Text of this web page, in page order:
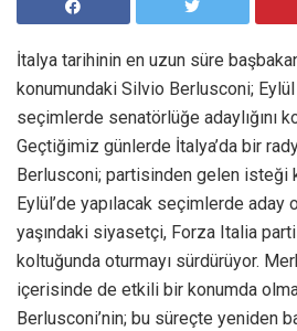
İtalya tarihinin en uzun süre
konumundaki Silvio Berlusconi; Eylül
seçimlerde senatörlüğe adaylığını
Geçtiğimiz günlerde İtalya’da bir
Berlusconi; partisinden gelen isteği
Eylül’de yapılacak seçimlerde aday
yaşındaki siyasetçi, Forza Italia
koltuğunda oturmayı sürdürüyor.
içerisinde de etkili bir konumda
Berlusconi’nin; bu süreçte yeniden